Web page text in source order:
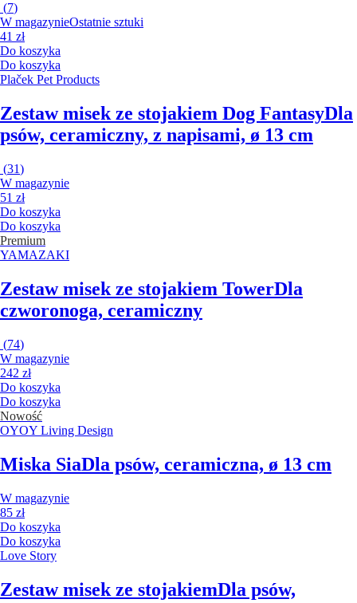
(7)
W magazynieOstatnie sztuki
41 zł
Do koszyka
Do koszyka
Plaček Pet Products
Zestaw misek ze stojakiem Dog FantasyDla
psów, ceramiczny, z napisami, ø 13 cm
(31)
W magazynie
51 zł
Do koszyka
Do koszyka
Premium
YAMAZAKI
Zestaw misek ze stojakiem TowerDla
czworonoga, ceramiczny
(74)
W magazynie
242 zł
Do koszyka
Do koszyka
Nowość
OYOY Living Design
Miska SiaDla psów, ceramiczna, ø 13 cm
W magazynie
85 zł
Do koszyka
Do koszyka
Love Story
Zestaw misek ze stojakiemDla psów,